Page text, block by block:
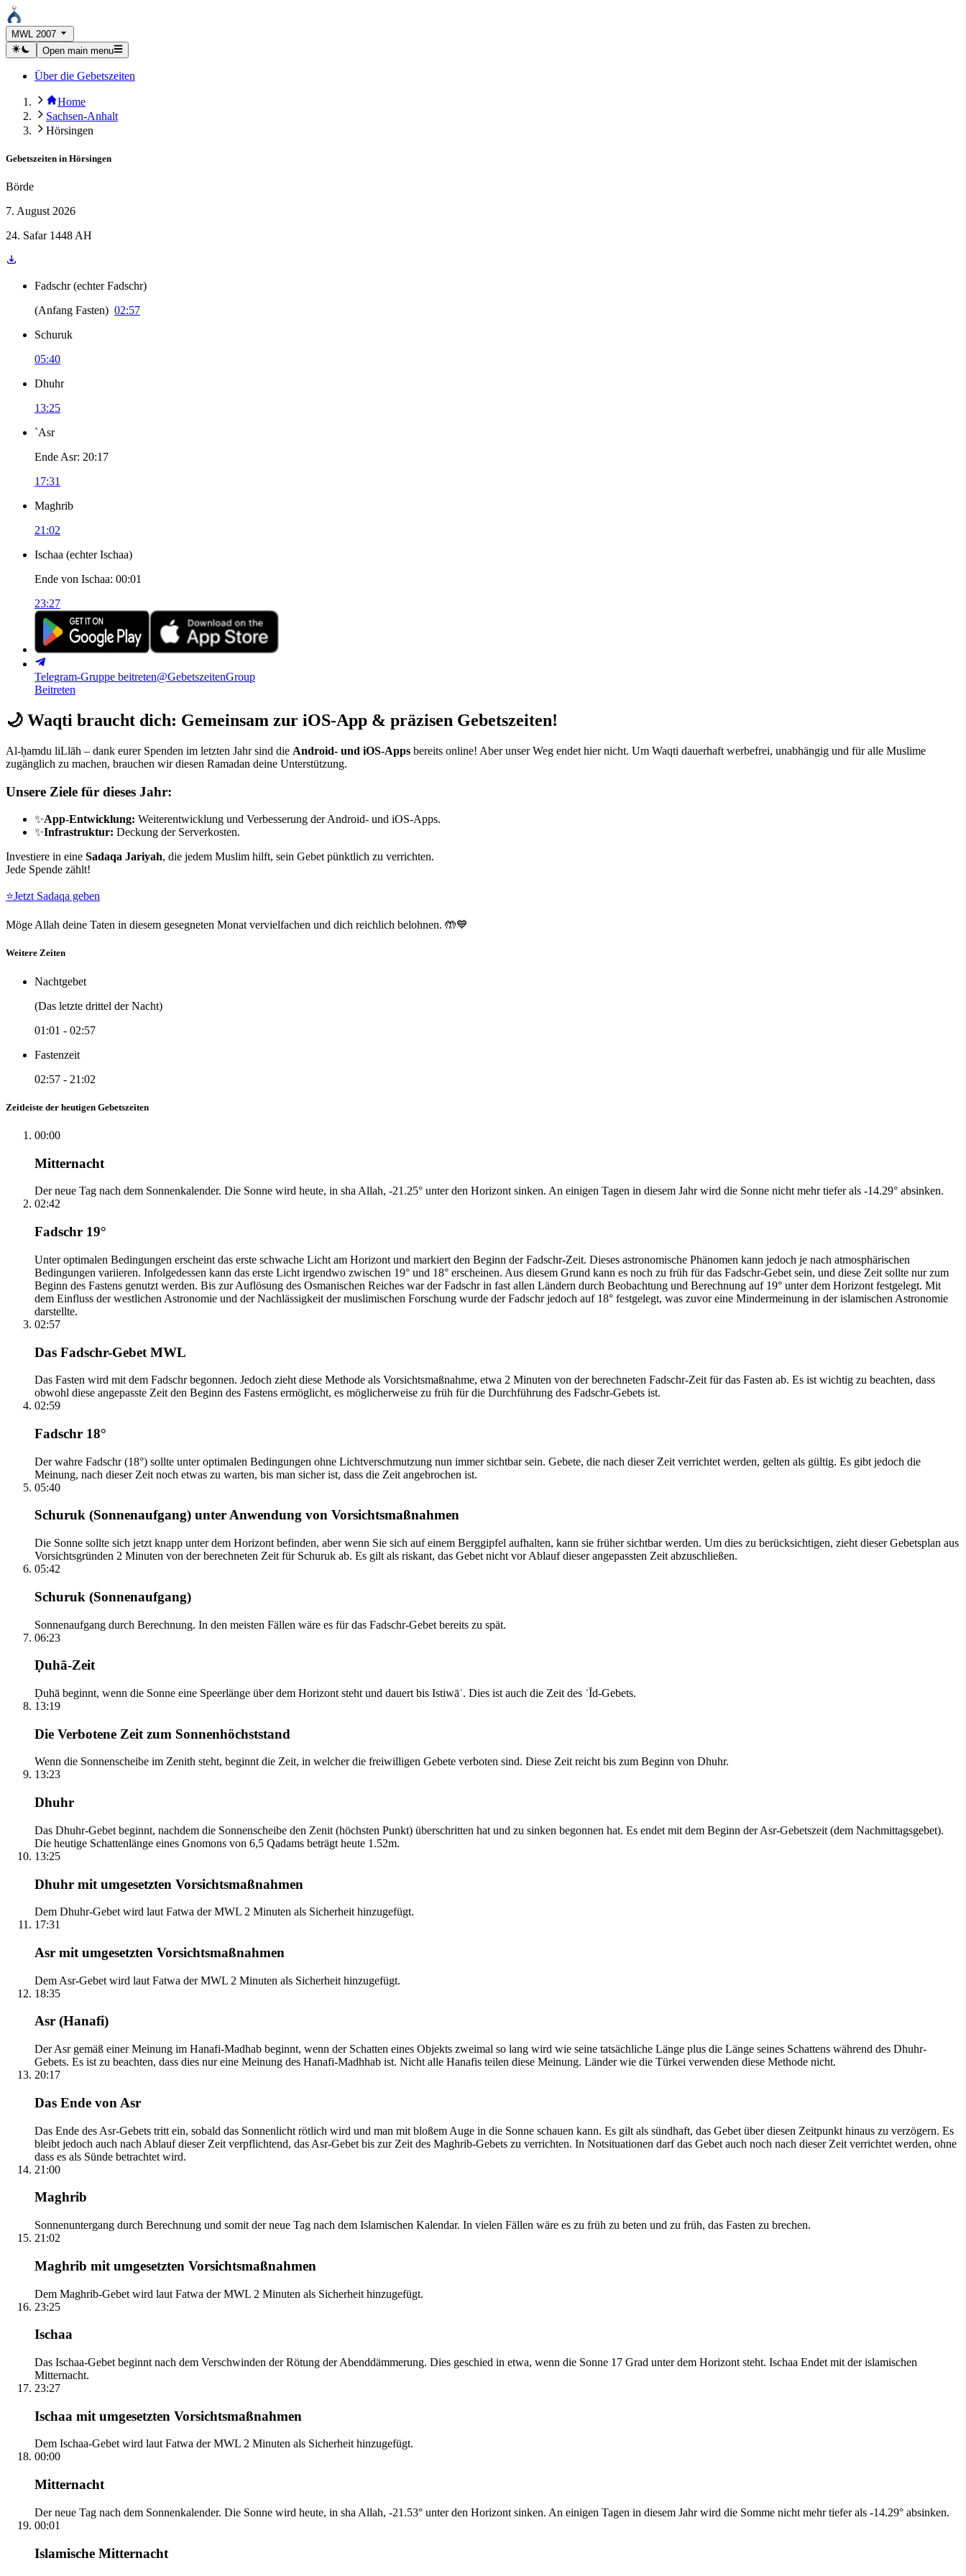
MWL 2007
Open main menu
Über die Gebetszeiten
Home
Sachsen-Anhalt
Hörsingen
Gebetszeiten in Hörsingen
Börde
7. August 2026
24. Safar 1448 AH
Fadschr (echter Fadschr)
(Anfang Fasten) 02:57
Schuruk
05:40
Dhuhr
13:25
`Asr
Ende Asr: 20:17
17:31
Maghrib
21:02
Ischaa (echter Ischaa)
Ende von Ischaa: 00:01
23:27
Telegram-Gruppe beitreten@GebetszeitenGroup
Beitreten
🌙 Waqti braucht dich: Gemeinsam zur iOS-App & präzisen Gebetszeiten!
Al-ḥamdu liLlāh – dank eurer Spenden im letzten Jahr sind die Android- und iOS-Apps bereits online! Aber unser Weg endet hier nicht. Um Waqti dauerhaft werbefrei, unabhängig und für alle Muslime
zugänglich zu machen, brauchen wir diesen Ramadan deine Unterstützung.
Unsere Ziele für dieses Jahr:
✨App-Entwicklung: Weiterentwicklung und Verbesserung der Android- und iOS-Apps.
✨Infrastruktur: Deckung der Serverkosten.
Investiere in eine Sadaqa Jariyah, die jedem Muslim hilft, sein Gebet pünktlich zu verrichten.
Jede Spende zählt!
⭐Jetzt Sadaqa geben
Möge Allah deine Taten in diesem gesegneten Monat vervielfachen und dich reichlich belohnen. 🤲💙
Weitere Zeiten
Nachtgebet
(Das letzte drittel der Nacht)
01:01 - 02:57
Fastenzeit
02:57 - 21:02
Zeitleiste der heutigen Gebetszeiten
00:00
Mitternacht
Der neue Tag nach dem Sonnenkalender. Die Sonne wird heute, in sha Allah, -21.25° unter den Horizont sinken. An einigen Tagen in diesem Jahr wird die Sonne nicht mehr tiefer als -14.29° absinken.
02:42
Fadschr 19°
Unter optimalen Bedingungen erscheint das erste schwache Licht am Horizont und markiert den Beginn der Fadschr-Zeit. Dieses astronomische Phänomen kann jedoch je nach atmosphärischen
Bedingungen variieren. Infolgedessen kann das erste Licht irgendwo zwischen 19° und 18° erscheinen. Aus diesem Grund kann es noch zu früh für das Fadschr-Gebet sein, und diese Zeit sollte nur zum
Beginn des Fastens genutzt werden. Bis zur Auflösung des Osmanischen Reiches war der Fadschr in fast allen Ländern durch Beobachtung und Berechnung auf 19° unter dem Horizont festgelegt. Mit
dem Einfluss der westlichen Astronomie und der Nachlässigkeit der muslimischen Forschung wurde der Fadschr jedoch auf 18° festgelegt, was zuvor eine Mindermeinung in der islamischen Astronomie
darstellte.
02:57
Das Fadschr-Gebet MWL
Das Fasten wird mit dem Fadschr begonnen. Jedoch zieht diese Methode als Vorsichtsmaßnahme, etwa 2 Minuten von der berechneten Fadschr-Zeit für das Fasten ab. Es ist wichtig zu beachten, dass
obwohl diese angepasste Zeit den Beginn des Fastens ermöglicht, es möglicherweise zu früh für die Durchführung des Fadschr-Gebets ist.
02:59
Fadschr 18°
Der wahre Fadschr (18°) sollte unter optimalen Bedingungen ohne Lichtverschmutzung nun immer sichtbar sein. Gebete, die nach dieser Zeit verrichtet werden, gelten als gültig. Es gibt jedoch die
Meinung, nach dieser Zeit noch etwas zu warten, bis man sicher ist, dass die Zeit angebrochen ist.
05:40
Schuruk (Sonnenaufgang) unter Anwendung von Vorsichtsmaßnahmen
Die Sonne sollte sich jetzt knapp unter dem Horizont befinden, aber wenn Sie sich auf einem Berggipfel aufhalten, kann sie früher sichtbar werden. Um dies zu berücksichtigen, zieht dieser Gebetsplan aus
Vorsichtsgründen 2 Minuten von der berechneten Zeit für Schuruk ab. Es gilt als riskant, das Gebet nicht vor Ablauf dieser angepassten Zeit abzuschließen.
05:42
Schuruk (Sonnenaufgang)
Sonnenaufgang durch Berechnung. In den meisten Fällen wäre es für das Fadschr-Gebet bereits zu spät.
06:23
Ḍuhā-Zeit
Ḍuhā beginnt, wenn die Sonne eine Speerlänge über dem Horizont steht und dauert bis Istiwāʾ. Dies ist auch die Zeit des ʿĪd-Gebets.
13:19
Die Verbotene Zeit zum Sonnenhöchststand
Wenn die Sonnenscheibe im Zenith steht, beginnt die Zeit, in welcher die freiwilligen Gebete verboten sind. Diese Zeit reicht bis zum Beginn von Dhuhr.
13:23
Dhuhr
Das Dhuhr-Gebet beginnt, nachdem die Sonnenscheibe den Zenit (höchsten Punkt) überschritten hat und zu sinken begonnen hat. Es endet mit dem Beginn der Asr-Gebetszeit (dem Nachmittagsgebet).
Die heutige Schattenlänge eines Gnomons von 6,5 Qadams beträgt heute 1.52m.
13:25
Dhuhr mit umgesetzten Vorsichtsmaßnahmen
Dem Dhuhr-Gebet wird laut Fatwa der MWL 2 Minuten als Sicherheit hinzugefügt.
17:31
Asr mit umgesetzten Vorsichtsmaßnahmen
Dem Asr-Gebet wird laut Fatwa der MWL 2 Minuten als Sicherheit hinzugefügt.
18:35
Asr (Hanafi)
Der Asr gemäß einer Meinung im Hanafi-Madhab beginnt, wenn der Schatten eines Objekts zweimal so lang wird wie seine tatsächliche Länge plus die Länge seines Schattens während des Dhuhr-
Gebets. Es ist zu beachten, dass dies nur eine Meinung des Hanafi-Madhhab ist. Nicht alle Hanafis teilen diese Meinung. Länder wie die Türkei verwenden diese Methode nicht.
20:17
Das Ende von Asr
Das Ende des Asr-Gebets tritt ein, sobald das Sonnenlicht rötlich wird und man mit bloßem Auge in die Sonne schauen kann. Es gilt als sündhaft, das Gebet über diesen Zeitpunkt hinaus zu verzögern. Es
bleibt jedoch auch nach Ablauf dieser Zeit verpflichtend, das Asr-Gebet bis zur Zeit des Maghrib-Gebets zu verrichten. In Notsituationen darf das Gebet auch noch nach dieser Zeit verrichtet werden, ohne
dass es als Sünde betrachtet wird.
21:00
Maghrib
Sonnenuntergang durch Berechnung und somit der neue Tag nach dem Islamischen Kalendar. In vielen Fällen wäre es zu früh zu beten und zu früh, das Fasten zu brechen.
21:02
Maghrib mit umgesetzten Vorsichtsmaßnahmen
Dem Maghrib-Gebet wird laut Fatwa der MWL 2 Minuten als Sicherheit hinzugefügt.
23:25
Ischaa
Das Ischaa-Gebet beginnt nach dem Verschwinden der Rötung der Abenddämmerung. Dies geschied in etwa, wenn die Sonne 17 Grad unter dem Horizont steht. Ischaa Endet mit der islamischen
Mitternacht.
23:27
Ischaa mit umgesetzten Vorsichtsmaßnahmen
Dem Ischaa-Gebet wird laut Fatwa der MWL 2 Minuten als Sicherheit hinzugefügt.
00:00
Mitternacht
Der neue Tag nach dem Sonnenkalender. Die Sonne wird heute, in sha Allah, -21.53° unter den Horizont sinken. An einigen Tagen in diesem Jahr wird die Somme nicht mehr tiefer als -14.29° absinken.
00:01
Islamische Mitternacht